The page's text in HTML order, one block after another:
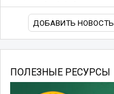
ДОБАВИТЬ НОВОСТЬ
ПОЛЕЗНЫЕ РЕСУРСЫ